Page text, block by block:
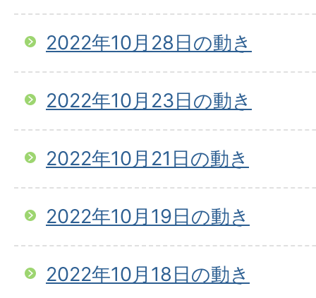
2022年10月28日の動き
2022年10月23日の動き
2022年10月21日の動き
2022年10月19日の動き
2022年10月18日の動き